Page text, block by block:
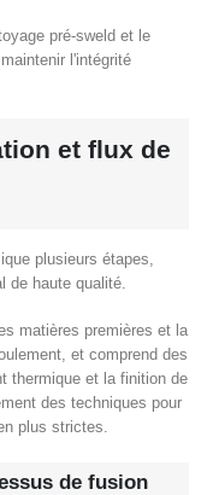
pré-sweld et le
l'intégrité
et flux de
plusieurs étapes,
de haute qualité.
matières premières et la
et comprend des
thermique et la finition de
des techniques pour
plus strictes.
de fusion